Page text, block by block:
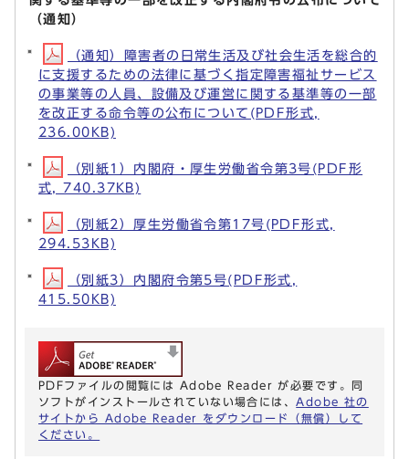
（通知）
（通知）障害者の日常生活及び社会生活を総合的
に支援するための法律に基づく指定障害福祉サービス
の事業等の人員、設備及び運営に関する基準等の一部
を改正する命令等の公布について(PDF形式,
236.00KB)
（別紙1）内閣府・厚生労働省令第3号(PDF形
式, 740.37KB)
（別紙2）厚生労働省令第17号(PDF形式,
294.53KB)
（別紙3）内閣府令第5号(PDF形式,
415.50KB)
PDFファイルの閲覧には Adobe Reader が必要です。同
ソフトがインストールされていない場合には、 Adobe 社の
サイトから Adobe Reader をダウンロード（無償）して
ください。